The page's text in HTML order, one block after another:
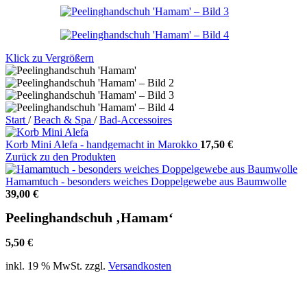
Klick zu Vergrößern
Start / Beach & Spa / Bad-Accessoires
Korb Mini Alefa - handgemacht in Marokko 17,50 €
Zurück zu den Produkten
Hamamtuch - besonders weiches Doppelgewebe aus Baumwolle
39,00 €
Peelinghandschuh ‚Hamam‘
5,50 €
inkl. 19 % MwSt. zzgl. Versandkosten